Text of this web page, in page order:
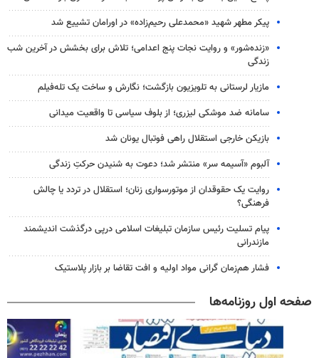
پیکر مطهر شهید «محمدعلی رحیم‌زاده» در اورامان تشییع شد
«زنده‌شور» و روایت نجات پنج اعدامی؛ تلاش برای بخشش در آخرین شب
زندگی
مازیار لرستانی به تلویزیون بازگشت؛ نگارش و ساخت یک تله‌فیلم
سامانه ضد موشکی لیزری؛ از بلوف سیاسی تا واقعیت میدانی
بازیکن خارجی استقلال راهی فوتبال یونان شد
آلبوم «آسیمه سر» منتشر شد؛ دعوت به شنیدن حرکتِ زندگی
روایت یک حقوقدان از موتورسواری زنان؛ استقلال در تردد یا چالش
فرهنگی؟
پیام تسلیت رئیس سازمان تبلیغات اسلامی درپی درگذشت اندیشمند
مازندرانی
فشار هم‌زمان گرانی مواد اولیه و افت تقاضا بر بازار پلاستیک
صفحه اول روزنامه‌ها